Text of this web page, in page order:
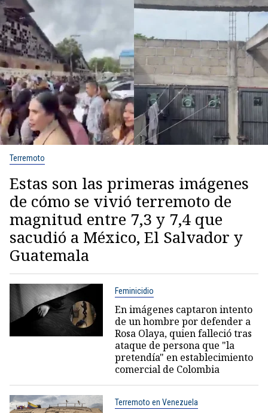
Terremoto
Estas son las primeras imágenes
de cómo se vivió terremoto de
magnitud entre 7,3 y 7,4 que
sacudió a México, El Salvador y
Guatemala
Feminicidio
En imágenes captaron intento
de un hombre por defender a
Rosa Olaya, quien falleció tras
ataque de persona que "la
pretendía" en establecimiento
comercial de Colombia
Terremoto en Venezuela